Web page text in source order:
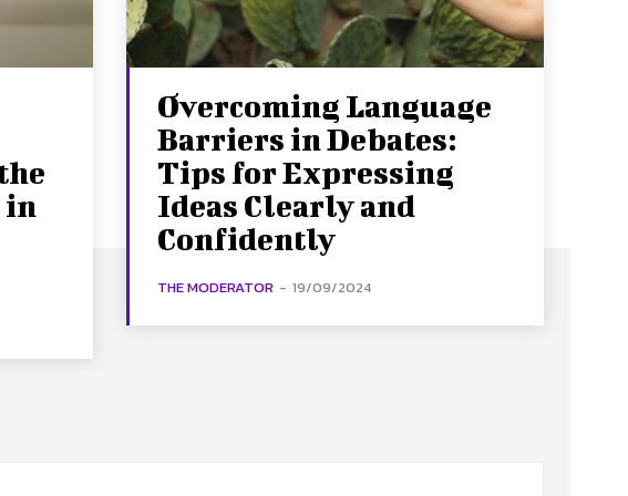
in
Overcoming Language
Barriers in Debates:
Tips for Expressing
Ideas Clearly and
Confidently
THE MODERATOR - 19/09/2024